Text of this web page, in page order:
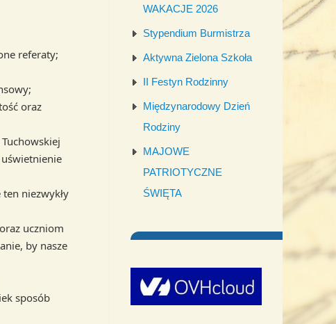
referaty;
oraz
niezwykły
uczniom
by nasze
sposób
WAKACJE 2026
Stypendium Burmistrza
Aktywna Zielona Szkoła
II Festyn Rodzinny
Międzynarodowy Dzień
Rodziny
MAJOWE
PATRIOTYCZNE
ŚWIĘTA